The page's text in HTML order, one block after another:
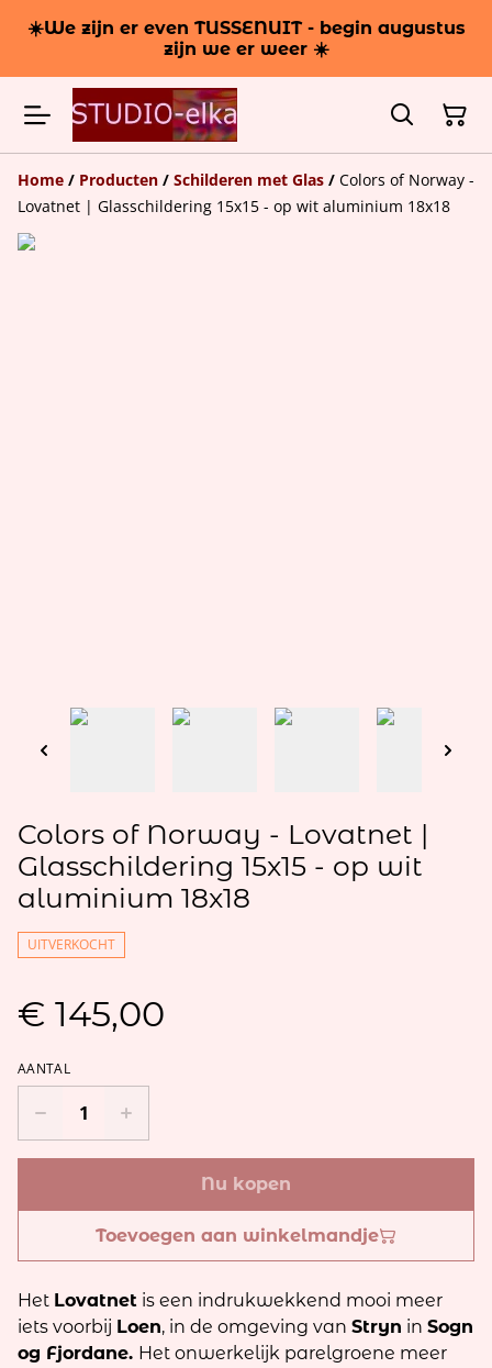
☀️We zijn er even TUSSENUIT - begin augustus
zijn we er weer ☀️
Home / Producten / Schilderen met Glas / Colors of Norway -
Lovatnet | Glasschildering 15x15 - op wit aluminium 18x18
Colors of Norway - Lovatnet |
Glasschildering 15x15 - op wit
aluminium 18x18
UITVERKOCHT
€ 145,00
AANTAL
Nu kopen
Toevoegen aan winkelmandje
Het Lovatnet is een indrukwekkend mooi meer
iets voorbij Loen, in de omgeving van Stryn in Sogn
og Fjordane. Het onwerkelijk parelgroene meer